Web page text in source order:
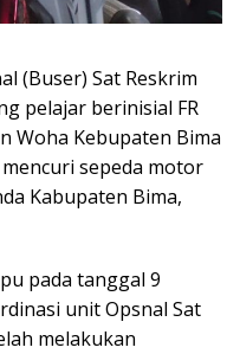
(Buser) Sat Reskrim
pelajar berinisial FR
Woha Kebupaten Bima
sepeda motor
Kabupaten Bima,
pada tanggal 9
unit Opsnal Sat
melakukan